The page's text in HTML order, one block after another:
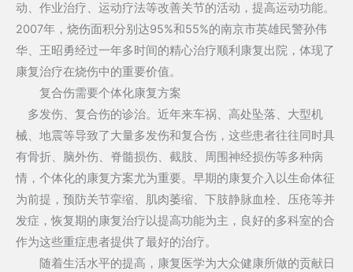
动、作业治疗、运动疗法等改善关节的活动，提高运动功能。
2007年，烧伤面积分别达95%和55%的南京市英雄民警孙伟
华、王昭勇经过一年多时间的精心治疗顺利康复出院，体现了
康复治疗在烧伤中的重要价值。
复合伤需要个体化康复方案
多发伤、复合伤的诊治。近年来车祸、高处坠落、大型机
械、地震等导致了大量多发伤和复合伤，这些患者往往同时具
有骨折、脑外伤、脊髓损伤、截肢、周围神经损伤等多种病
情，个体化的康复方案尤为重要。早期的康复介入以生命体征
为前提，预防关节挛缩、肌肉萎缩、下肢静脉血栓、压疮等并
发症，恢复期的康复治疗以提高功能为主，良好的多科室的合
作为这些重症患者提供了最好的治疗。
随着生活水平的提高，康复医学为大众健康所做的贡献日